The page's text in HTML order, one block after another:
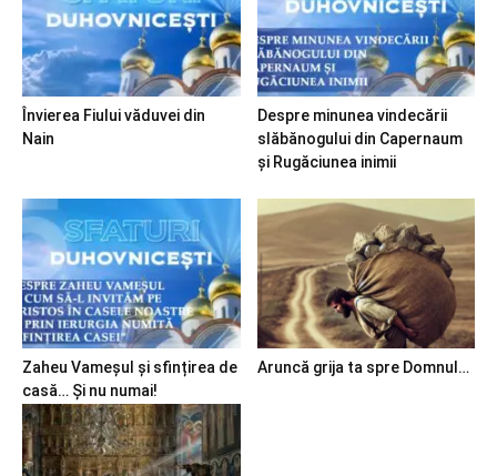
Învierea Fiului văduvei din
Nain
Despre minunea vindecării
slăbănogului din Capernaum
și Rugăciunea inimii
Zaheu Vameșul și sfințirea de
casă… Și nu numai!
Aruncă grija ta spre Domnul…